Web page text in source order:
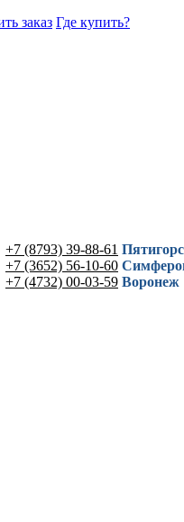
заказ Где купить?
+7 (8793) 39-88-61
+7 (3652) 56-10-60
+7 (4732) 00-03-59 Воронеж